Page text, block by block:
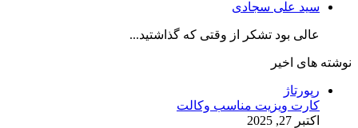
سید علی سجادی
عالی بود تشکر از وقتی که گذاشتید...
نوشته های اخیر
رپورتاژ
کارت ویزیت مناسب وکالت
اکتبر 27, 2025